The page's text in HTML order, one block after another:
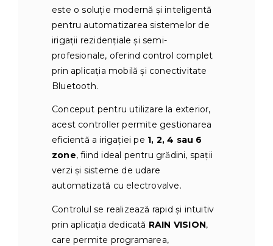
este o soluție modernă și inteligentă
pentru automatizarea sistemelor de
irigații rezidențiale și semi-
profesionale, oferind control complet
prin aplicația mobilă și conectivitate
Bluetooth.
Conceput pentru utilizare la exterior,
acest controller permite gestionarea
eficientă a irigației pe 1, 2, 4 sau 6
zone, fiind ideal pentru grădini, spații
verzi și sisteme de udare
automatizată cu electrovalve.
Controlul se realizează rapid și intuitiv
prin aplicația dedicată RAIN VISION,
care permite programarea,